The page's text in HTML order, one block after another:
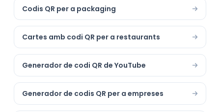
Codis QR per a packaging
Cartes amb codi QR per a restaurants
Generador de codi QR de YouTube
Generador de codis QR per a empreses